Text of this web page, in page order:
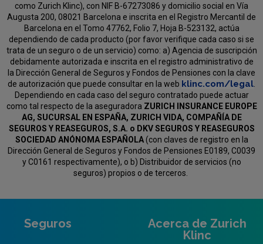
como Zurich Klinc), con NIF B-67273086 y domicilio social en Vía
Augusta 200, 08021 Barcelona e inscrita en el Registro Mercantil de
Barcelona en el Tomo 47762, Folio 7, Hoja B-523132, actúa
dependiendo de cada producto (por favor verifique cada caso si se
trata de un seguro o de un servicio) como: a) Agencia de suscripción
debidamente autorizada e inscrita en el registro administrativo de
la Dirección General de Seguros y Fondos de Pensiones con la clave
de autorización que puede consultar en la web klinc.com/legal
Dependiendo en cada caso del seguro contratado puede actuar
como tal respecto de la aseguradora ZURICH INSURANCE EUROPE
AG, SUCURSAL EN ESPAÑA, ZURICH VIDA, COMPAÑÍA DE
SEGUROS Y REASEGUROS, S.A. o DKV SEGUROS Y REASEGUROS
SOCIEDAD ANÓNOMA ESPAÑOLA(con claves de registro en la
Dirección General de Seguros y Fondos de Pensiones E0189, C0039
y C0161 respectivamente), o b) Distribuidor de servicios (no
seguros) propios o de terceros.
Seguros
Acerca de Zurich
Klinc